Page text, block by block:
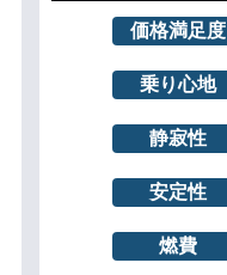
価格満足度
乗り心地
静寂性
安定性
燃費